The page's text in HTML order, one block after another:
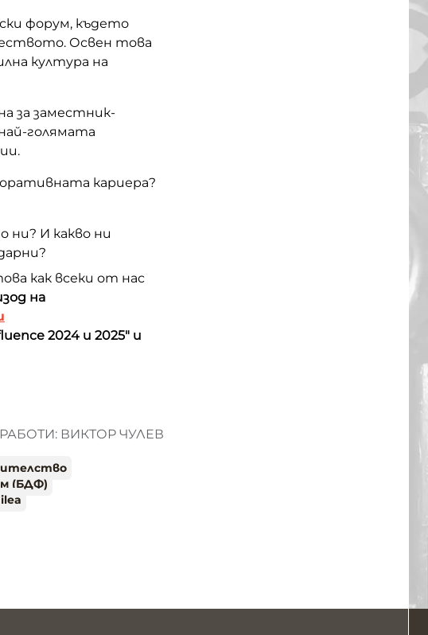
форум, където
Освен това
култура на
за заместник-
голямата
кариера?
ни? И какво ни
как всеки от нас
на
2024 и 2025" и
ВИКТОР ЧУЛЕВ
(БДФ)